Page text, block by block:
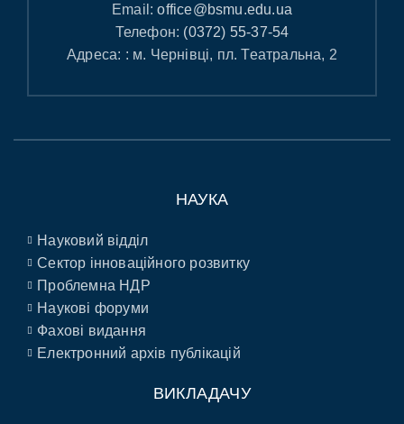
Email:office@bsmu.edu.ua
Телефон: (0372) 55-37-54
Адреса: : м. Чернівці, пл. Театральна, 2
НАУКА
Науковий відділ
Сектор інноваційного розвитку
Проблемна НДР
Наукові форуми
Фахові видання
Електронний архів публікацій
ВИКЛАДАЧУ